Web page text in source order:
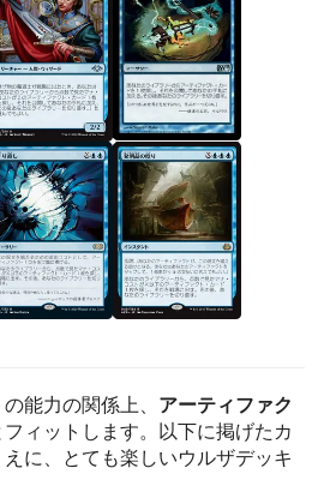
の能力の関係上、 アーティファク
ィットします。以下に掲げたカ
に、とても楽しいウルザデッキ